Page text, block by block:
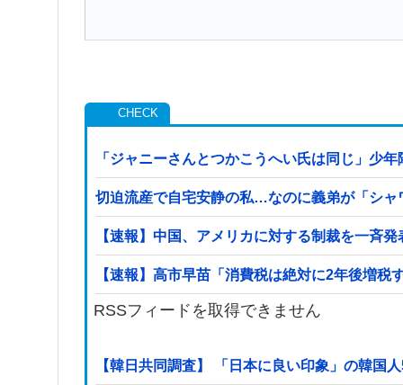
「ジャニーさんとつかこうへい氏は同じ」少
切迫流産で自宅安静の私…なのに義弟が「シ
【速報】中国、アメリカに対する制裁を一斉発
【速報】高市早苗「消費税は絶対に2年後増税
RSSフィードを取得できません
【韓日共同調査】 「日本に良い印象」の韓国